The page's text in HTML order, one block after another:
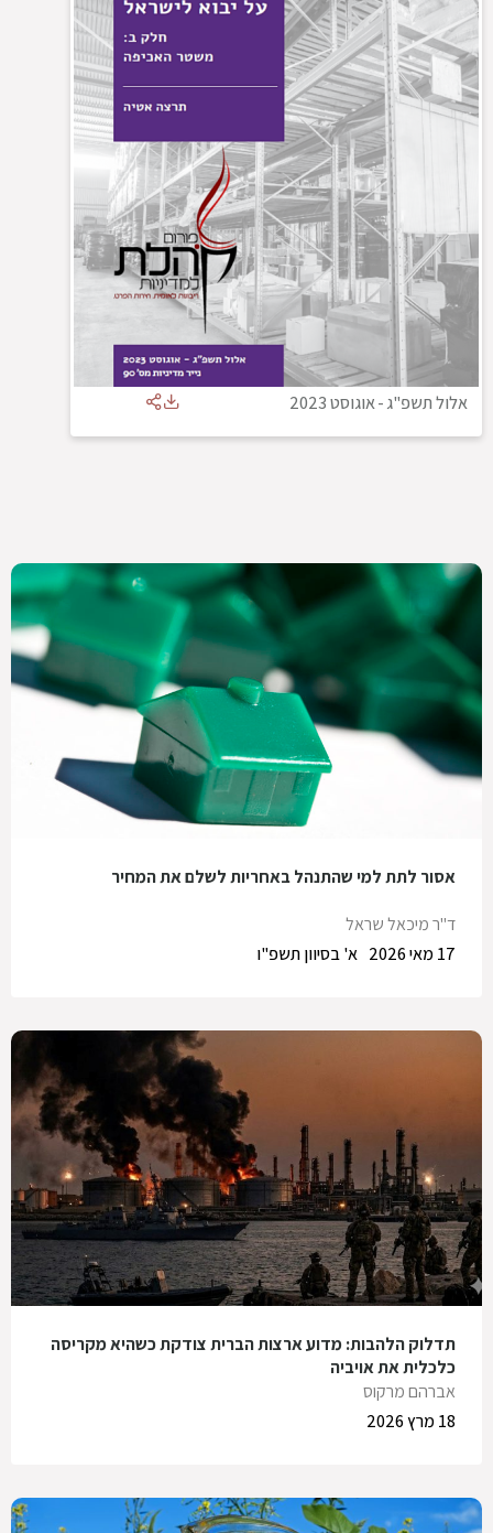
אלול תשפ"ג-אוגוסט 2023
אסור לתת למי שהתנהל באחריות לשלם את המחיר
ד"ר מיכאל שראל
א' בסיוון תשפ"ו
17 מאי 2026
תדלוק הלהבות: מדוע ארצות הברית צודקת כשהיא מקריסה
כלכלית את אויביה
אברהם מרקוס
18 מרץ 2026